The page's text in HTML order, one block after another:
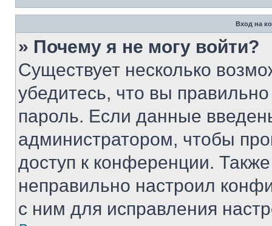
Вход на
» Почему я не могу войти?
Существует несколько
убедитесь, что вы
пароль. Если данные
администратором, чтобы
доступ к конференции.
неправильно настроил
с ним для исправления